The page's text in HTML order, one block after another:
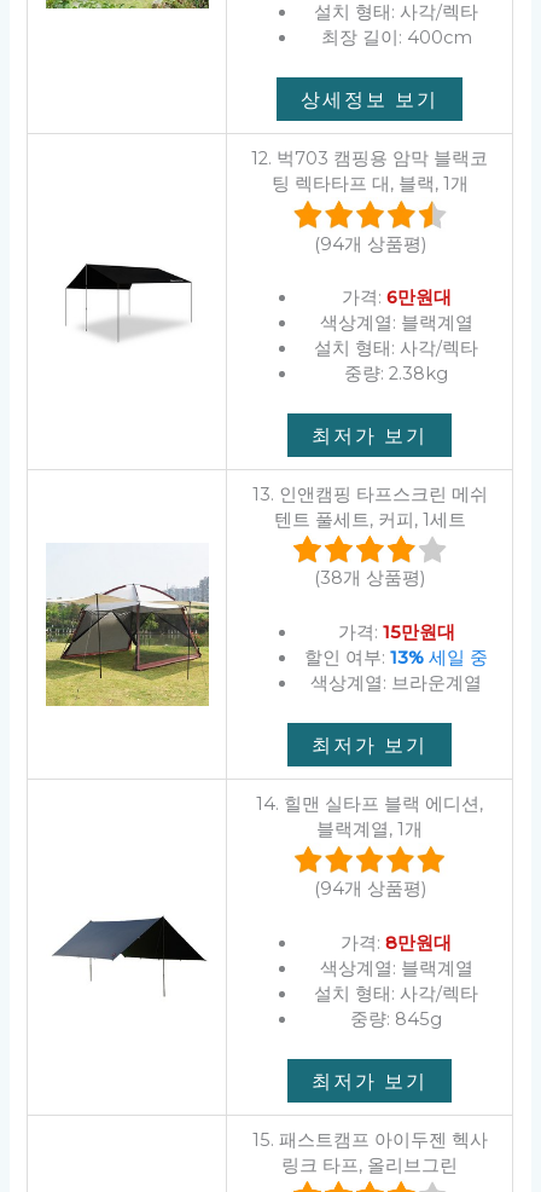
설치 형태: 사각/렉타
최장 길이: 400cm
상세정보 보기
12. 벅703 캠핑용 암막 블랙코
팅 렉타타프 대, 블랙, 1개
(94개 상품평)
가격: 6만원대
색상계열: 블랙계열
설치 형태: 사각/렉타
중량: 2.38kg
최저가 보기
13. 인앤캠핑 타프스크린 메쉬
텐트 풀세트, 커피, 1세트
(38개 상품평)
가격: 15만원대
할인 여부:13% 세일 중
색상계열: 브라운계열
최저가 보기
14. 힐맨 실타프 블랙 에디션,
블랙계열, 1개
(94개 상품평)
가격:8만원대
색상계열: 블랙계열
설치 형태: 사각/렉타
중량: 845g
최저가 보기
15. 패스트캠프 아이두젠 헥사
링크 타프, 올리브그린